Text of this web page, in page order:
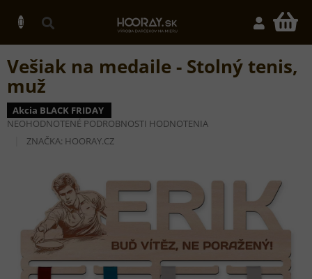
obsah
Vešiak na medaile - Stolný tenis,
muž
Akcia BLACK FRIDAY
PRIEMERNÉ
HODNOTENIE
PRODUKTU
HVIEZDIČIEK.
NEOHODNOTENÉ PODROBNOSTI HODNOTENIA
ZNAČKA: HOORAY.CZ